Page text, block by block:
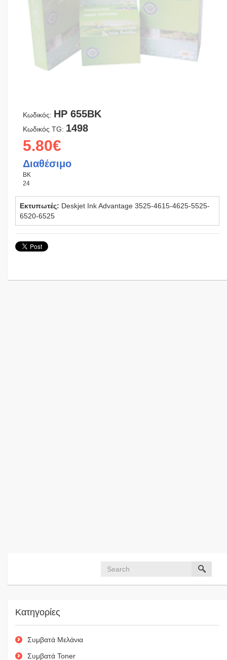
Κωδικός: HP 655BK
Κωδικός TG: 1498
5.80€
Διαθέσιμο
BK
24
Εκτυπωτές: Deskjet Ink Advantage 3525-4615-4625-5525-
6520-6525
Κατηγορίες
Συμβατά Μελάνια
Συμβατά Toner